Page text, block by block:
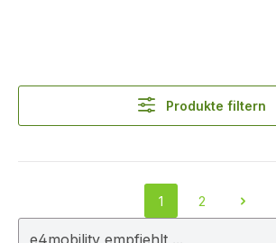
Produkte filtern
Seite
1
Seite
2